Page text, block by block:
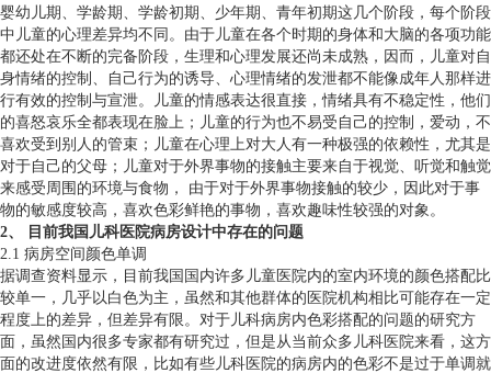
婴幼儿期、学龄期、学龄初期、少年期、青年初期这几个阶段，每个阶段
中儿童的心理差异均不同。由于儿童在各个时期的身体和大脑的各项功能
都还处在不断的完备阶段，生理和心理发展还尚未成熟，因而，儿童对自
身情绪的控制、自己行为的诱导、心理情绪的发泄都不能像成年人那样进
行有效的控制与宣泄。儿童的情感表达很直接，情绪具有不稳定性，他们
的喜怒哀乐全都表现在脸上；儿童的行为也不易受自己的控制，爱动，不
喜欢受到别人的管束；儿童在心理上对大人有一种极强的依赖性，尤其是
对于自己的父母；儿童对于外界事物的接触主要来自于视觉、听觉和触觉
来感受周围的环境与食物， 由于对于外界事物接触的较少，因此对于事
物的敏感度较高，喜欢色彩鲜艳的事物，喜欢趣味性较强的对象。
2、 目前我国儿科医院病房设计中存在的问题
2.1 病房空间颜色单调
据调查资料显示，目前我国国内许多儿童医院内的室内环境的颜色搭配比
较单一，几乎以白色为主，虽然和其他群体的医院机构相比可能存在一定
程度上的差异，但差异有限。对于儿科病房内色彩搭配的问题的研究方
面，虽然国内很多专家都有研究过，但是从当前众多儿科医院来看，这方
面的改进度依然有限，比如有些儿科医院的病房内的色彩不是过于单调就